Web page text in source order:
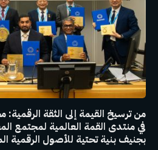
بجنيف بنية تحتية للأصول الرقمية